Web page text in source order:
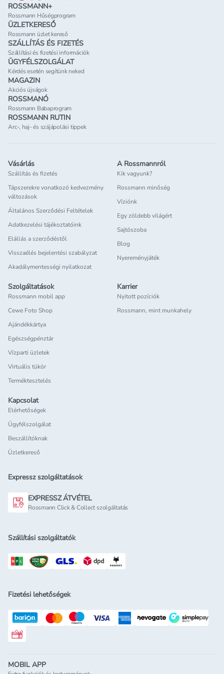
ROSSMANN+
Rossmann Hűségprogram
ÜZLETKERESŐ
Rossmann üzlet kereső
SZÁLLÍTÁS ÉS FIZETÉS
Szállítási és fizetési információk
ÜGYFÉLSZOLGÁLAT
Kérdés esetén segítünk neked
MAGAZIN
Akciós újságok
ROSSMANÓ
Rossmann Babaprogram
ROSSMANN RUTIN
Arc-, haj- és szájápolási tippek
Vásárlás
Szállítás és fizetés
Tápszerekre vonatkozó kedvezmény
változások
Általános Szerződési Feltételek
Adatkezelési tájékoztatóink
Elállás a szerződéstől
Visszaélés bejelentési szabályzat
Akadálymentességi nyilatkozat
A Rossmannról
Kik vagyunk?
Rossmann minőség
Víziónk
Egy zöldebb világért
Sajtószoba
Blog
Nyereményjáték
Szolgáltatások
Rossmann mobil app
Cewe Foto Shop
Ajándékkártya
Egészségpénztár
Vízparti üzletek
Virtuális tükör
Terméktesztelés
Karrier
Nyitott pozíciók
Rossmann, mint munkahely
Kapcsolat
Elérhetőségek
Ügyfélszolgálat
Beszállítóknak
Üzletkereső
Expressz szolgáltatások
EXPRESSZ ÁTVÉTEL
Rossmann Click & Collect szolgáltatás
Szállítási szolgáltatók
Fizetési lehetőségek
Rossmann ajándékkártya
MOBIL APP